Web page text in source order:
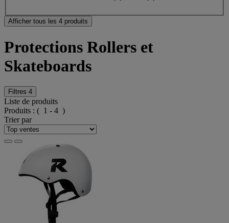
Afficher tous les 4 produits
Protections Rollers et
Skateboards
Filtres 4
Liste de produits
Produits : ( 1 - 4 )
Trier par